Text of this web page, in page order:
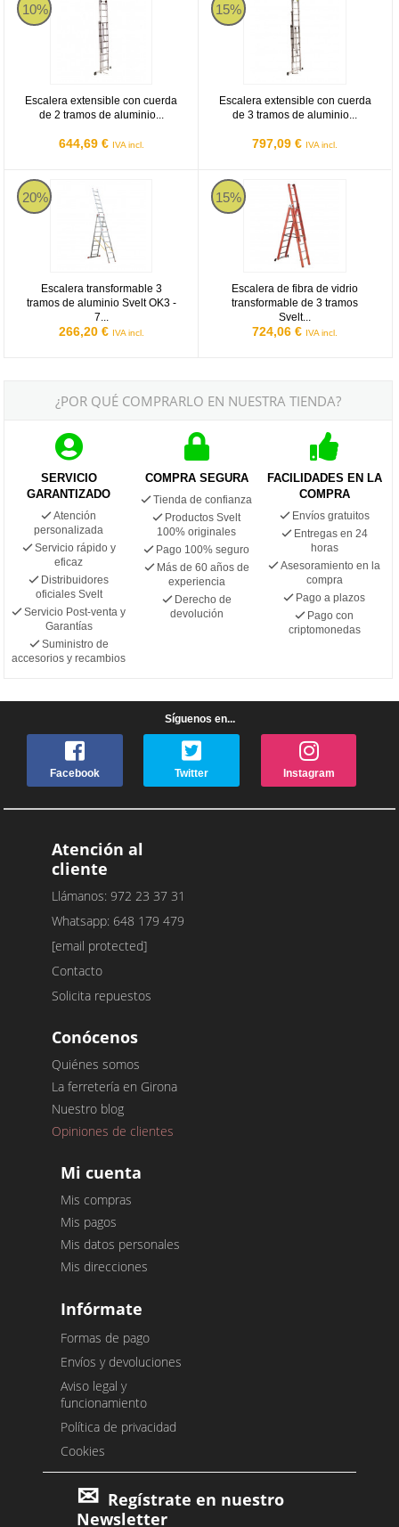
10%
Escalera extensible con cuerda
de 2 tramos de aluminio...
644,69 € IVA incl.
15%
Escalera extensible con cuerda
de 3 tramos de aluminio...
797,09 € IVA incl.
20%
Escalera transformable 3
tramos de aluminio Svelt OK3 -
7...
266,20 € IVA incl.
Escalera transformable 3 tramos de aluminio Svelt OK3 - 7
15%
Escalera de fibra de vidrio
transformable de 3 tramos
Svelt...
724,06 € IVA incl.
Escalera de fibra de vidrio
¿POR QUÉ COMPRARLO EN NUESTRA TIENDA?
SERVICIO
GARANTIZADO
Atención
personalizada
Servicio rápido y
eficaz
Distribuidores
oficiales Svelt
Servicio Post-venta y
Garantías
Suministro de
accesorios y recambios
COMPRA SEGURA
Tienda de confianza
Productos Svelt
100% originales
Pago 100% seguro
Más de 60 años de
experiencia
Derecho de
devolución
FACILIDADES EN LA
COMPRA
Envíos gratuitos
Entregas en 24
horas
Asesoramiento en la
compra
Pago a plazos
Pago con
criptomonedas
Síguenos en...
Facebook Twitter Instagram
Atención al
cliente
Llámanos: 972 23 37 31
Whatsapp: 648 179 479
[email protected]
Contacto
Solicita repuestos
Conócenos
Quiénes somos
La ferretería en Girona
Nuestro blog
Opiniones de clientes
Mi cuenta
Mis compras
Mis pagos
Mis datos personales
Mis direcciones
Infórmate
Formas de pago
Envíos y devoluciones
Aviso legal y
funcionamiento
Política de privacidad
Cookies
Regístrate en nuestro
Newsletter